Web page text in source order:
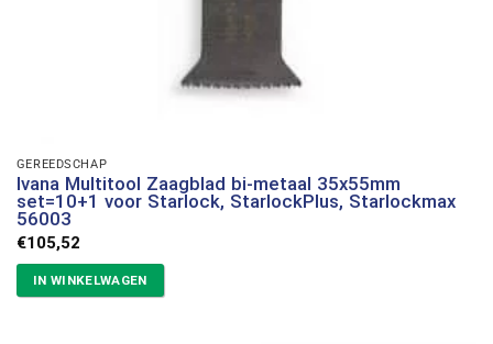
GEREEDSCHAP
Ivana Multitool Zaagblad bi-metaal 35x55mm
set=10+1 voor Starlock, StarlockPlus, Starlockmax
56003
€105,52
IN WINKELWAGEN